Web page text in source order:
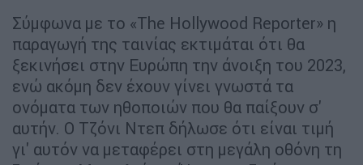
Σύμφωνα με το «The Hollywood Reporter» η
παραγωγή της ταινίας εκτιμάται ότι θα
ξεκινήσει στην Ευρώπη την άνοιξη του 2023,
ενώ ακόμη δεν έχουν γίνει γνωστά τα
ονόματα των ηθοποιών που θα παίξουν σ'
αυτήν. Ο Τζόνι Ντεπ δήλωσε ότι είναι τιμή
γι' αυτόν να μεταφέρει στη μεγάλη οθόνη τη